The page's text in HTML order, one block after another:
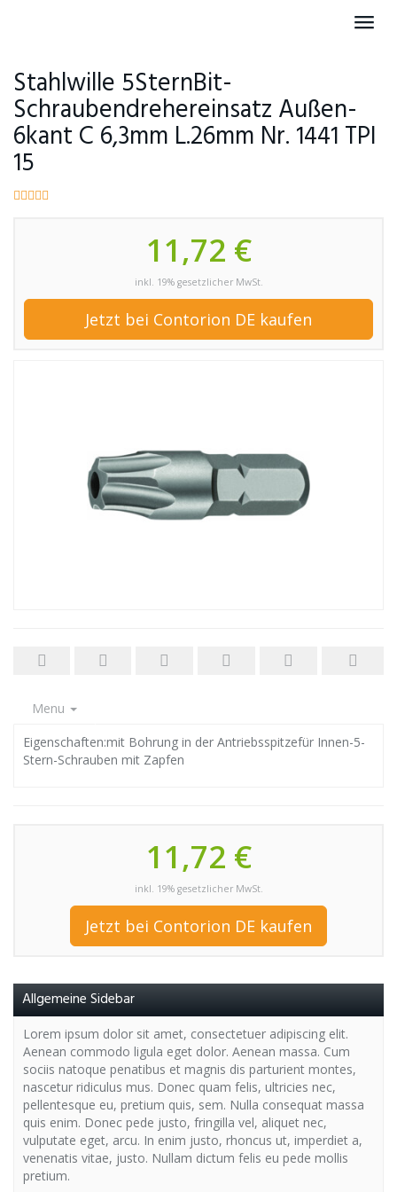
Stahlwille 5SternBit-
Schraubendrehereinsatz Außen-
6kant C 6,3mm L.26mm Nr. 1441 TPI
15
11,72 €
inkl. 19% gesetzlicher MwSt.
Jetzt bei Contorion DE kaufen
Menu
Eigenschaften:mit Bohrung in der Antriebsspitzefür Innen-5-
Stern-Schrauben mit Zapfen
11,72 €
inkl. 19% gesetzlicher MwSt.
Jetzt bei Contorion DE kaufen
Allgemeine Sidebar
Lorem ipsum dolor sit amet, consectetuer adipiscing elit.
Aenean commodo ligula eget dolor. Aenean massa. Cum
sociis natoque penatibus et magnis dis parturient montes,
nascetur ridiculus mus. Donec quam felis, ultricies nec,
pellentesque eu, pretium quis, sem. Nulla consequat massa
quis enim. Donec pede justo, fringilla vel, aliquet nec,
vulputate eget, arcu. In enim justo, rhoncus ut, imperdiet a,
venenatis vitae, justo. Nullam dictum felis eu pede mollis
pretium.